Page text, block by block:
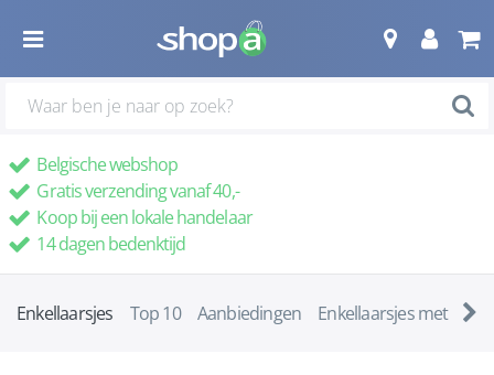
Belgische webshop
Gratis verzending vanaf 40,-
Koop bij een lokale handelaar
14 dagen bedenktijd
Enkellaarsjes Top 10 Aanbiedingen Enkellaarsjes met ha